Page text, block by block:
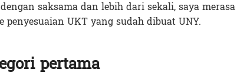
saksama dan lebih dari sekali, saya merasa
UKT yang sudah dibuat UNY.
pertama